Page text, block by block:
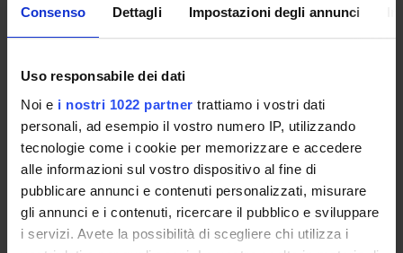
Consenso Dettagli Impostazioni degli annunci
Uso responsabile dei dati
Noi e i nostri 1022 partner trattiamo i vostri dati
personali, ad esempio il vostro numero IP, utilizzando
tecnologie come i cookie per memorizzare e accedere
alle informazioni sul vostro dispositivo al fine di
pubblicare annunci e contenuti personalizzati, misurare
gli annunci e i contenuti, ricercare il pubblico e sviluppare
i servizi. Avete la possibilità di scegliere chi utilizza i
Sara Corrizzato
Sharon Hartle
SEDUTE E VERBALI
ORGANIZZAZIONE